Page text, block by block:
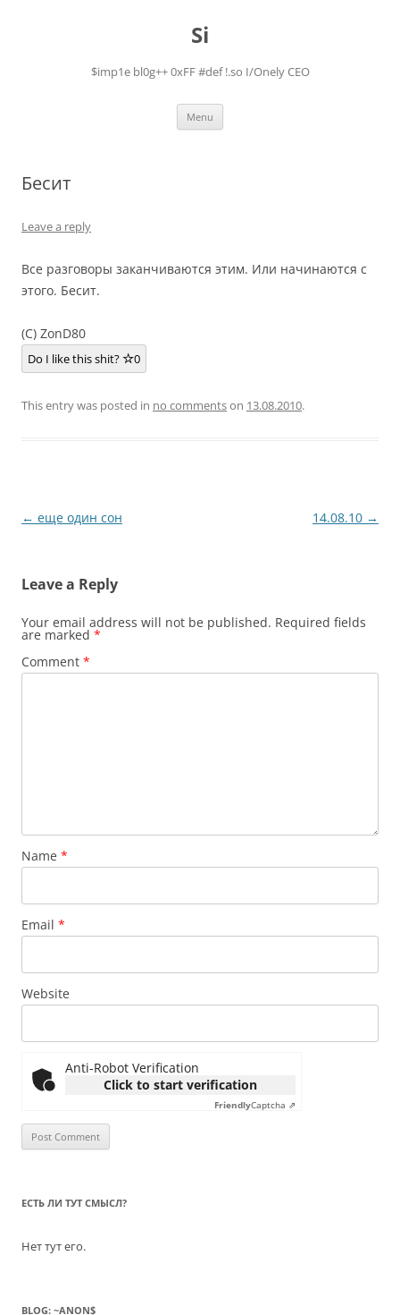
Si
$imp1e bl0g++ 0xFF #def !.so I/Onely CEO
Menu
Бесит
Leave a reply
Все разговоры заканчиваются этим. Или начинаются с
этого. Бесит.
(C) ZonD80
Do I like this shit? 0
This entry was posted in no commentson 13.08.2010.
Post
← еще один сон 14.08.10 →
Leave a Reply
Your email address will not be published. Required fields
are marked *
Comment *
Name *
Email *
Website
Anti-Robot Verification
Click to start verification
FriendlyCaptcha ⇗
ЕСТЬ ЛИ ТУТ СМЫСЛ?
Нет тут его.
BLOG: ~ANON$